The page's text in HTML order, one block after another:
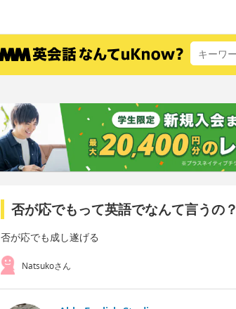
否が応でもって英語でなんて言うの？
否が応でも成し遂げる
Natsukoさん